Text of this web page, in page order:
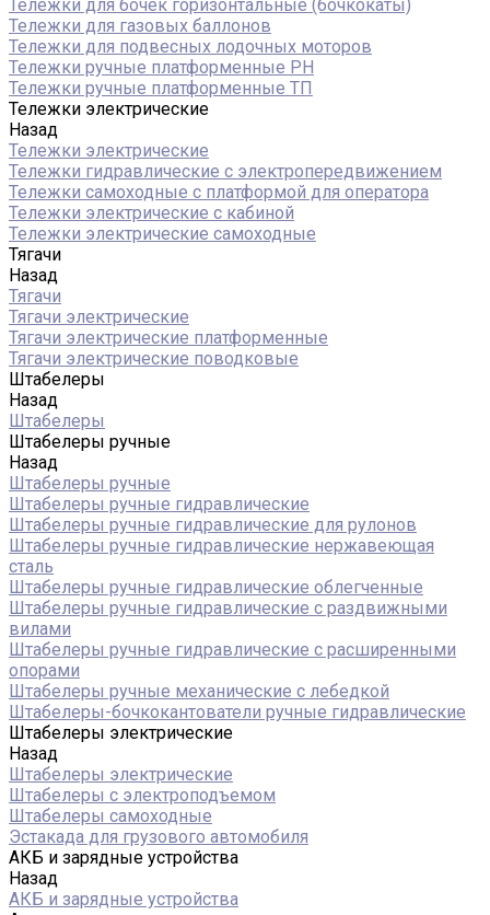
Тележки для бочек горизонтальные (бочкокаты)
Тележки для газовых баллонов
Тележки для подвесных лодочных моторов
Тележки ручные платформенные PH
Тележки ручные платформенные ТП
Тележки электрические
Назад
Тележки электрические
Тележки гидравлические с электропередвижением
Тележки самоходные с платформой для оператора
Тележки электрические с кабиной
Тележки электрические самоходные
Тягачи
Назад
Тягачи
Тягачи электрические
Тягачи электрические платформенные
Тягачи электрические поводковые
Штабелеры
Назад
Штабелеры
Штабелеры ручные
Назад
Штабелеры ручные
Штабелеры ручные гидравлические
Штабелеры ручные гидравлические для рулонов
Штабелеры ручные гидравлические нержавеющая
сталь
Штабелеры ручные гидравлические облегченные
Штабелеры ручные гидравлические с раздвижными
вилами
Штабелеры ручные гидравлические с расширенными
опорами
Штабелеры ручные механические с лебедкой
Штабелеры-бочкокантователи ручные гидравлические
Штабелеры электрические
Назад
Штабелеры электрические
Штабелеры с электроподъемом
Штабелеры самоходные
Эстакада для грузового автомобиля
АКБ и зарядные устройства
Назад
АКБ и зарядные устройства